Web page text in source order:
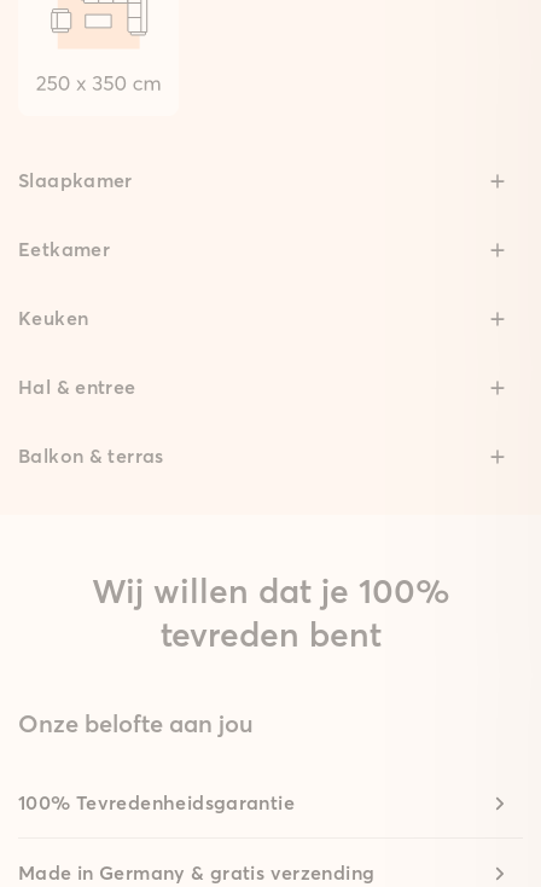
Slaapkamer
Eetkamer
Keuken
Hal & entree
Balkon & terras
Wij willen dat je 100%
tevreden bent
Onze belofte aan jou
100% Tevredenheidsgarantie
Made in Germany & gratis verzending